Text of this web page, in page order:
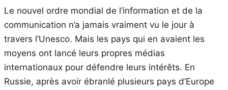
Le nouvel ordre mondial de l’information et de la
communication n’a jamais vraiment vu le jour à
travers l’Unesco. Mais les pays qui en avaient les
moyens ont lancé leurs propres médias
internationaux pour défendre leurs intérêts. En
Russie, après avoir ébranlé plusieurs pays d’Europe